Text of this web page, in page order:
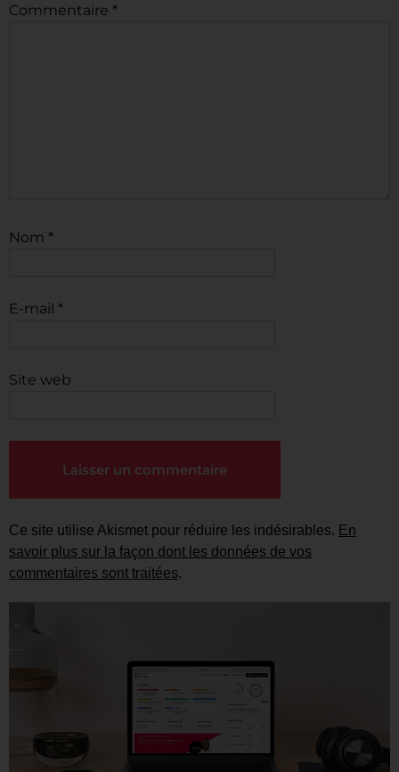
Commentaire *
Nom *
E-mail *
Site web
Ce site utilise Akismet pour réduire les indésirables. En
savoir plus sur la façon dont les données de vos
commentaires sont traitées.